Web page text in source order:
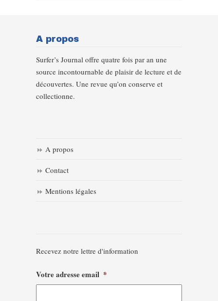
A propos
Surfer’s Journal offre quatre fois par an une
source incontournable de plaisir de lecture et de
découvertes. Une revue qu’on conserve et
collectionne.
A propos
Contact
Mentions légales
Recevez notre lettre d'information
Votre adresse email *